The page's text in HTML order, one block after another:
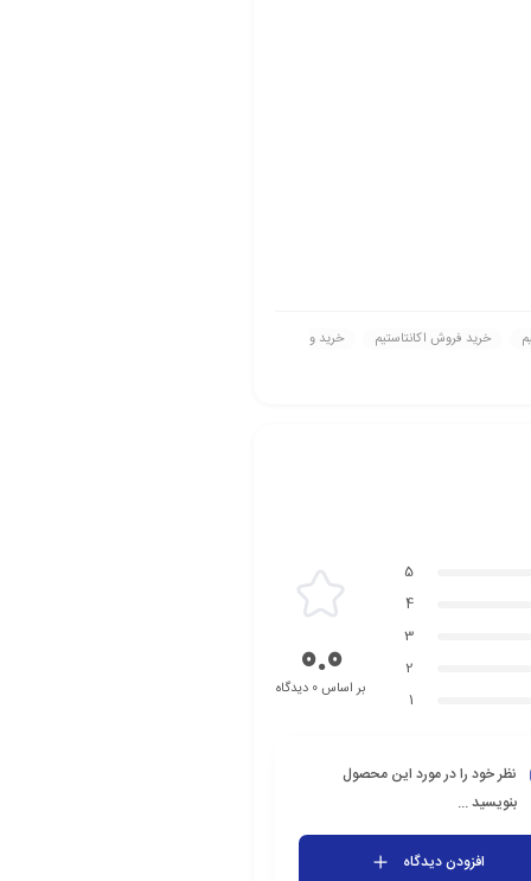
خريد فروش اکانتاستیم خريد و
5
4
3
2
1
0.0بر اساس 0 دیدگاه
نظر خود را در مورد این محصول
بنویسید ...
افزودن دیدگاه